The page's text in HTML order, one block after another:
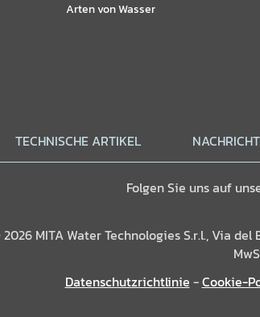
Arten von Wasser
TECHNISCHE ARTIKEL
Folgen Sie uns auf
MITA Water Technologies S.r.l., Via
Datenschutzrichtlinie -Cookie-